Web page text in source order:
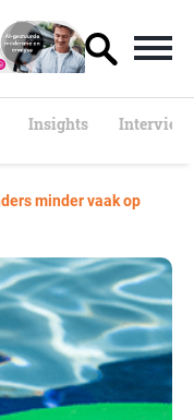
Insights
minder vaak op